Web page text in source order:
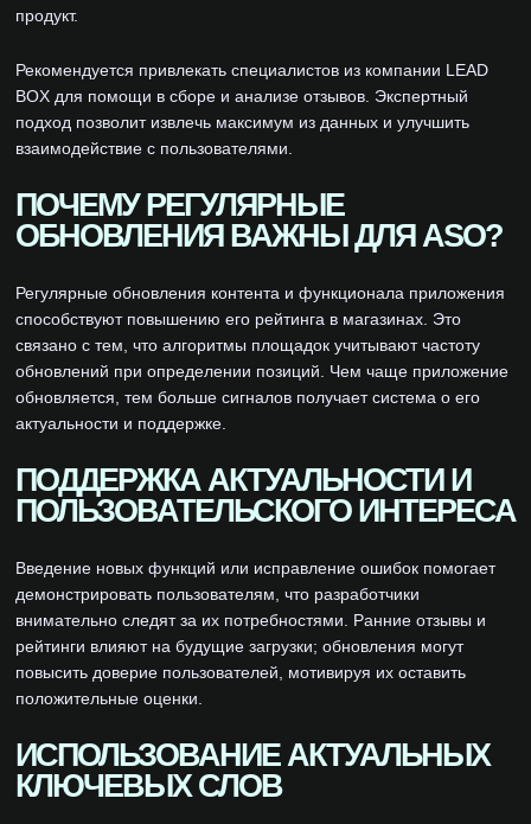
продукт.
Рекомендуется привлекать специалистов из компании LEAD
BOX для помощи в сборе и анализе отзывов. Экспертный
подход позволит извлечь максимум из данных и улучшить
взаимодействие с пользователями.
ПОЧЕМУ РЕГУЛЯРНЫЕ
ОБНОВЛЕНИЯ ВАЖНЫ ДЛЯ ASO?
Регулярные обновления контента и функционала приложения
способствуют повышению его рейтинга в магазинах. Это
связано с тем, что алгоритмы площадок учитывают частоту
обновлений при определении позиций. Чем чаще приложение
обновляется, тем больше сигналов получает система о его
актуальности и поддержке.
ПОДДЕРЖКА АКТУАЛЬНОСТИ И
ПОЛЬЗОВАТЕЛЬСКОГО ИНТЕРЕСА
Введение новых функций или исправление ошибок помогает
демонстрировать пользователям, что разработчики
внимательно следят за их потребностями. Ранние отзывы и
рейтинги влияют на будущие загрузки; обновления могут
повысить доверие пользователей, мотивируя их оставить
положительные оценки.
ИСПОЛЬЗОВАНИЕ АКТУАЛЬНЫХ
КЛЮЧЕВЫХ СЛОВ